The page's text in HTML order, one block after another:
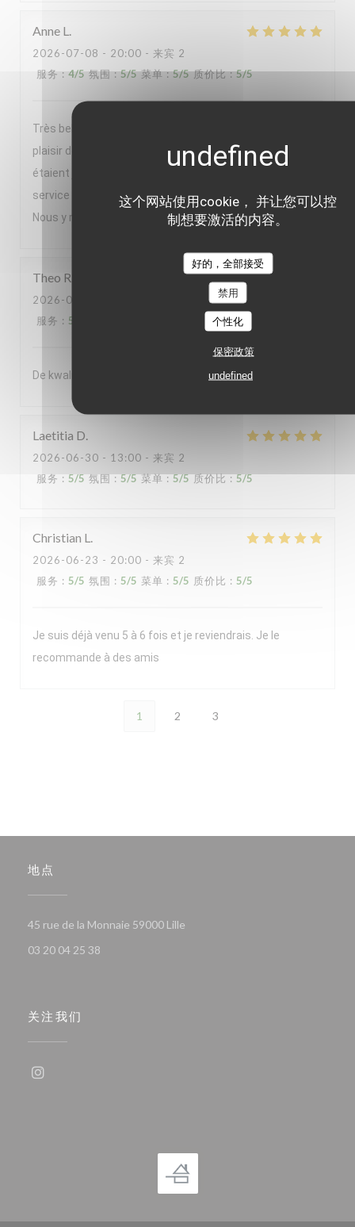
这个网站使用cookie， 并让您可以控
制想要激活的内容。
好的，全部接受
禁用
个性化
保密政策
undefined
Anne L
2026-07-08 - 20:00 - 来宾 2
服务 : 4/5 氛围: 5/5 菜单: 5/5 质价比: 5/5
Très belle soirée passée au Braque Nous avons eu le
plaisir de déguster le menu en 5 services Les plats
étaient jolis, savoureux et originaux Avec en plus un
service au top La cuisine ouverte sur la salle est un plus
Nous y retournerons avec plaisir
Theo R
2026-06-30
服务 : 5 质价比: 5
De kwaliteit van het souper was enorm
Laetitia D
2026-06-30 - 13:00 - 来宾 2
服务 : 5/5 氛围: 5/5 菜单: 5/5 质价比: 5/5
Christian L
2026-06-23 - 20:00 - 来宾 2
服务 : 5/5 氛围 : 5/5 菜单 : 5/5 质价比 : 5/5
Je suis déjà venu 5 à 6 fois et je reviendrais. Je le
recommande à des amis
1 2 3
地点
45 rue de la Monnaie 59000 Lille
03 20 04 25 38
关注我们